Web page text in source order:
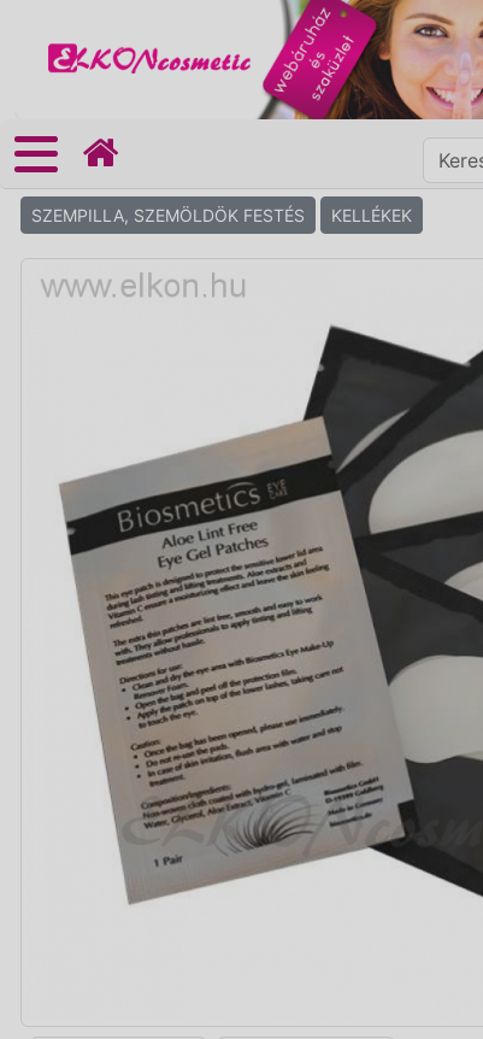
SZEMPILLA, SZEMÖLDÖK FESTÉS KELLÉKEK